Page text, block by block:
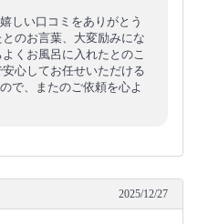
しい口コミをありがとう
のお言葉、大変励みにな
くお風呂に入れたとのこ
心してお任せいただける
で、またのご依頼を心よ
2025/12/27